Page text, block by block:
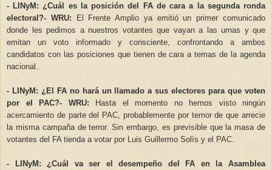
- LINyM: ¿Cuál es la posición del FA de cara a la segunda ronda
electoral?- WRU:
El Frente Amplio ya emitió un primer comunicado
donde les pedimos a nuestros votantes que vayan a las urnas y que
emitan un voto informado y consciente, confrontando a ambos
candidatos con las posiciones que tienen de cara a temas de la agenda
nacional.
- LINyM: ¿El FA no hará un llamado a sus electores para que voten
por el PAC?- WRU: Hasta el momento no hemos visto ningún
acercamiento de parte del PAC, probablemente por temor de que arrecie
la misma campaña de terror. Sin embargo, es previsible que la masa de
votantes del FA tienda a votar por Luis Guillermo Solís y el PAC.
- LINyM: ¿Cuál va ser el desempeño del FA en la Asamblea